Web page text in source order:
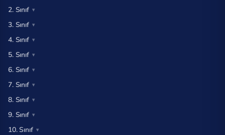
2. Sınıf
3. Sınıf
4. Sınıf
5. Sınıf
6. Sınıf
7. Sınıf
8. Sınıf
9. Sınıf
10. Sınıf